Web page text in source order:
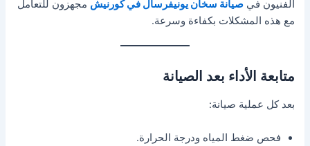
الفنيون فيصيانة سخان يونيفرسال في كورنيش مجهزون للتعامل
مع هذه المشكلات بكفاءة وسرعة.
متابعة الأداء بعد الصيانة
بعد كل عملية صيانة:
فحص ضغط المياه ودرجة الحرارة.